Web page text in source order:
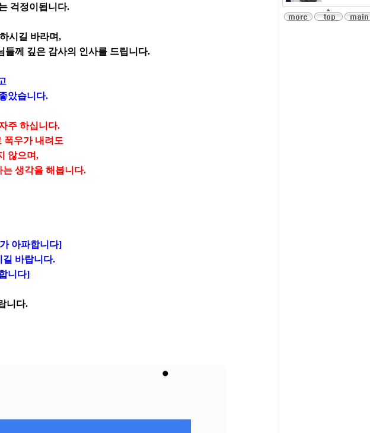
걱정이됩니다.
시길 바라며,
들께 깊은 감사의 인사를 드립니다.
았습니다.
주 하십니다.
폭우가 내려도
않으며,
생각을 해봅니다.
아파합니다]
길 바랍니다.
니다]
니다.